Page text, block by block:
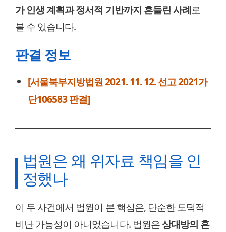
가 인생 계획과 정서적 기반까지 흔들린 사례로
볼 수 있습니다.
판결 정보
[서울북부지방법원 2021. 11. 12. 선고 2021가
단106583 판결]
법원은 왜 위자료 책임을 인
정했나
이 두 사건에서 법원이 본 핵심은, 단순한 도덕적
비난 가능성이 아니었습니다. 법원은상대방의 혼